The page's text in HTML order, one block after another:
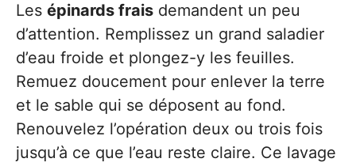
Les épinards frais demandent un peu
d’attention. Remplissez un grand saladier
d’eau froide et plongez-y les feuilles.
Remuez doucement pour enlever la terre
et le sable qui se déposent au fond.
Renouvelez l’opération deux ou trois fois
jusqu’à ce que l’eau reste claire. Ce lavage